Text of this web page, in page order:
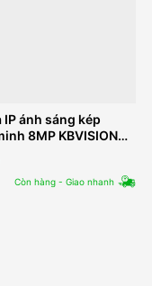
IP ánh sáng kép
8MP KBVISION
DL-AB
Còn hàng - Giao nhanh